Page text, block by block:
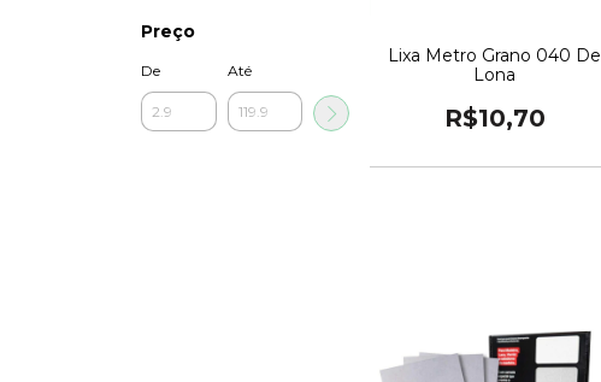
Preço
De Até
Lixa Metro Grano 040 De
Lona
R$10,70